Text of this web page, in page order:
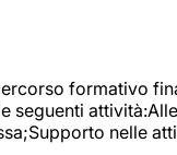
formativo
nelle